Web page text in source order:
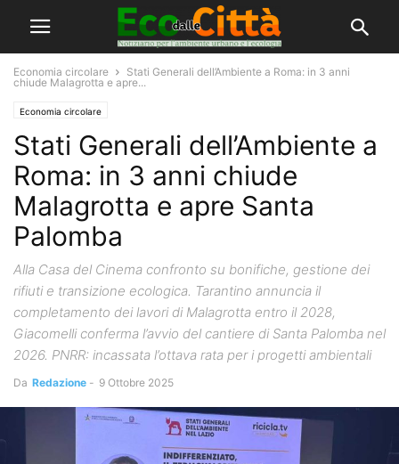
Economia circolare
Stati Generali dell’Ambiente a Roma: in 3 anni
chiude Malagrotta e apre...
Economia circolare
Stati Generali dell’Ambiente a
Roma: in 3 anni chiude
Malagrotta e apre Santa
Palomba
Alla Casa del Cinema confronto su bonifiche, gestione dei
rifiuti e transizione ecologica. Tarantino annuncia il
completamento dei lavori di Malagrotta entro il 2028,
Giacomelli conferma l’avvio del cantiere di Santa Palomba nel
2026. PNRR: incassata l’ottava rata per i progetti ambientali
Da Redazione - 9 Ottobre 2025